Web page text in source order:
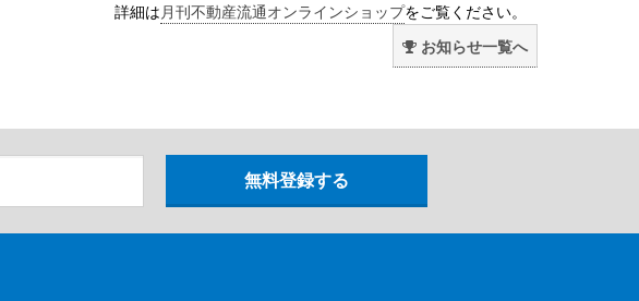
詳細は 月刊不動産流通オンラインショップをご覧ください。
お知らせ一覧へ